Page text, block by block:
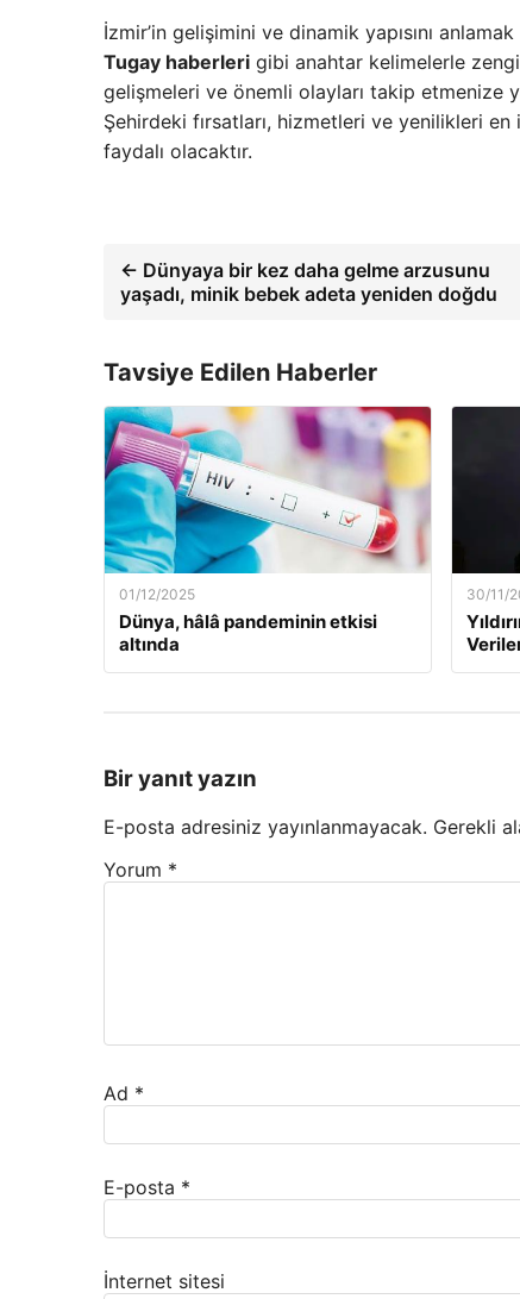
İzmir’in gelişimini ve dinamik yapısını
Tugay haberleri gibi anahtar kelimelerle
gelişmeleri ve önemli olayları takip etmenize
Şehirdeki fırsatları, hizmetleri ve yenilikleri
faydalı olacaktır.
← Dünyaya bir kez daha gelme arzusunu
yaşadı, minik bebek adeta yeniden doğdu
Tavsiye Edilen Haberler
01/12/2025
Dünya, hâlâ pandeminin etkisi
altında
30/11/
Bir yanıt yazın
E-posta adresiniz yayınlanmayacak. Gerekli
Yorum *
Ad *
E-posta *
İnternet sitesi